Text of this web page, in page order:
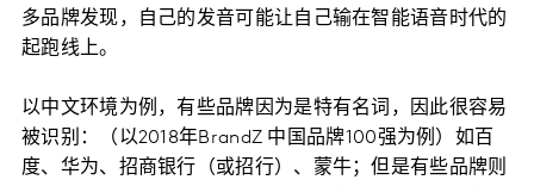
多品牌发现，自己的发音可能让自己输在智能语音时代的
起跑线上。
以中文环境为例，有些品牌因为是特有名词，因此很容易
被识别：（以2018年BrandZ 中国品牌100强为例）如百
度、华为、招商银行（或招行）、蒙牛；但是有些品牌则